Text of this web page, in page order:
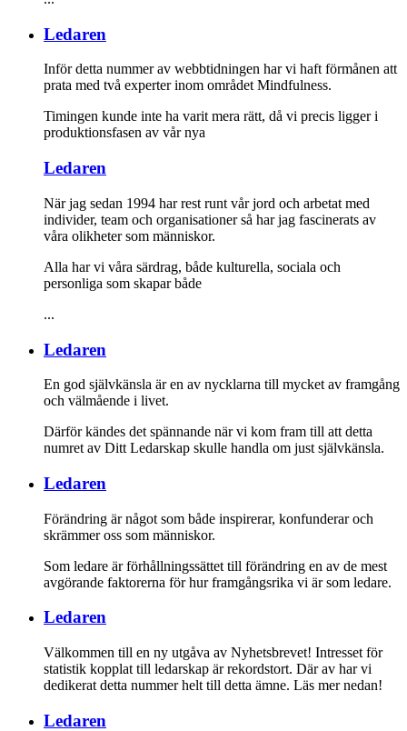
Ledaren
Inför detta nummer av webbtidningen har vi haft förmånen att
prata med två experter inom området Mindfulness.
Timingen kunde inte ha varit mera rätt, då vi precis ligger i
produktionsfasen av vår nya
Ledaren
När jag sedan 1994 har rest runt vår jord och arbetat med
individer, team och organisationer så har jag fascinerats av
våra olikheter som människor.
Alla har vi våra särdrag, både kulturella, sociala och
personliga som skapar både
...
Ledaren
En god självkänsla är en av nycklarna till mycket av framgång
och välmående i livet.
Därför kändes det spännande när vi kom fram till att detta
numret av Ditt Ledarskap skulle handla om just självkänsla.
Ledaren
Förändring är något som både inspirerar, konfunderar och
skrämmer oss som människor.
Som ledare är förhållningssättet till förändring en av de mest
avgörande faktorerna för hur framgångsrika vi är som ledare.
Ledaren
Välkommen till en ny utgåva av Nyhetsbrevet! Intresset för
statistik kopplat till ledarskap är rekordstort. Där av har vi
dedikerat detta nummer helt till detta ämne. Läs mer nedan!
Ledaren